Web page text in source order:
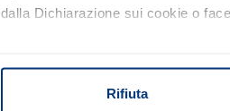
dalla Dichiarazione sui cookie o
Identificare il tuo
Rifiuta